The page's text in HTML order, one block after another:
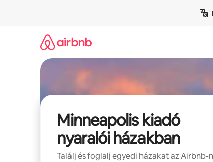
Minneapolis kiadó
nyaralói házakban
Találj és foglalj egyedi házakat az Airbnb-n